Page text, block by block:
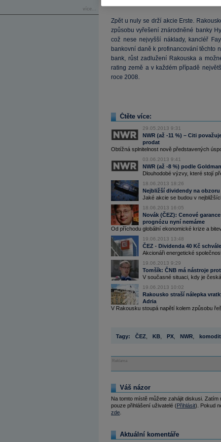
více...
Zpět u nuly se drží akcie Erste.
způsobu vyřešení znárodněné banky
což nese nejvyšší náklady, kancléř
bankovní daně k profinancování těchto
bank, růst zadlužení Rakouska a
rating země a v každém případě
roce 2008.
Čtěte více:
29.05.2013 9:31
NWR (až -11 %) – Citi
prodat
Obtížná splnitelnost nově představených
03.06.2013 9:41
NWR (až -8 %) podle
Dlouhodobé výzvy, které stojí
18.06.2013 18:26
Nejbližší dividendy na obzoru
Jaké akcie se budou v
18.06.2013 16:05
Novák (ČEZ): Cenové
prognózu nyní nemáme
Od příchodu globální ekonomické krize a
19.06.2013 13:48
ČEZ - Dividenda 40 Kč
Akcionáři energetické
19.06.2013 9:29
Tomšík: ČNB má nástroje
V současné situaci, kdy je
19.06.2013 10:02
Rakousko straší nálepka
Adria
V Rakousku stoupá napětí kolem způsobu
Tagy: ČEZ KB PX NWR
Reklama
Váš názor
Na tomto místě můžete zahájit diskusi.
pouze přihlášení uživatelé (Přihlásit). Pokud
zde
Aktuální komentáře